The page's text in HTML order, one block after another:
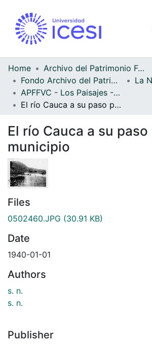
Home
Archivo del Patrimonio Fotográfico y Fílmico del Valle del Cauca
Fondo Archivo del Patrimonio Fotográfico y Fílmico del Valle del Cauca
La
APFFVC - Los Paisajes - Patrimonial
El río Cauca a su paso por el municipio
El río Cauca a su paso
municipio
Files
0502460.JPG (30.91 KB)
Date
1940-01-01
Authors
s. n.
s. n.
Publisher